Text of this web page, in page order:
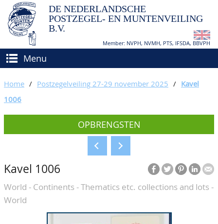
DE NEDERLANDSCHE
POSTZEGEL- EN MUNTENVEILING
B.V.
Member: NVPH, NVMH, PTS, IFSDA, BBVPH
Menu
(VER)KOPEN
Hoe verkopen?
Hoe kopen?
BIEDEN
TAXATIES
CATALOGI/OPBRENGSTEN
KEURINGSDIENST
Home / Postzegelveiling 27-29 november 2025 / Kavel
1006
OPBRENGSTEN
Kavel 1006
World - Continents - Thematics etc. collections and lots -
World